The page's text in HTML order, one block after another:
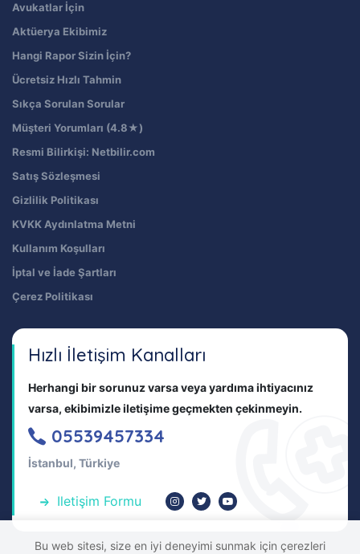
Bu web sitesi, size en iyi deneyimi sunmak için çerezleri
Avukatlar İçin
Aktüerya Ekibimiz
Hangi Rapor Sizin İçin?
Ücretsiz Hızlı Tahmin
Sıkça Sorulan Sorular
Müşteri Yorumları (4.8★)
Resmi Bilirkişi: Netbilir.com
Satış Sözleşmesi
Gizlilik Politikası
KVKK Aydınlatma Metni
Kullanım Koşulları
İptal ve İade Şartları
Çerez Politikası
Hızlı İletişim Kanalları
Herhangi bir sorunuz varsa veya yardıma ihtiyacınız
varsa, ekibimizle iletişime geçmekten çekinmeyin.
05539457334
İstanbul, Türkiye
Iletişim Formu